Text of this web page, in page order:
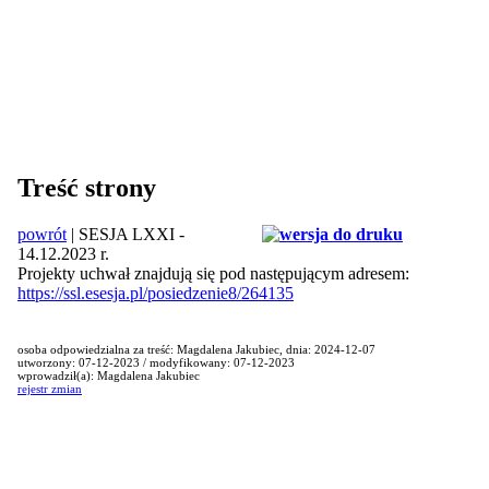
Treść strony
powrót | SESJA LXXI -
14.12.2023 r.
Projekty uchwał znajdują się pod następującym adresem:
https://ssl.esesja.pl/posiedzenie8/264135
osoba odpowiedzialna za treść: Magdalena Jakubiec, dnia: 2024-12-07
utworzony: 07-12-2023 / modyfikowany: 07-12-2023
wprowadził(a): Magdalena Jakubiec
rejestr zmian